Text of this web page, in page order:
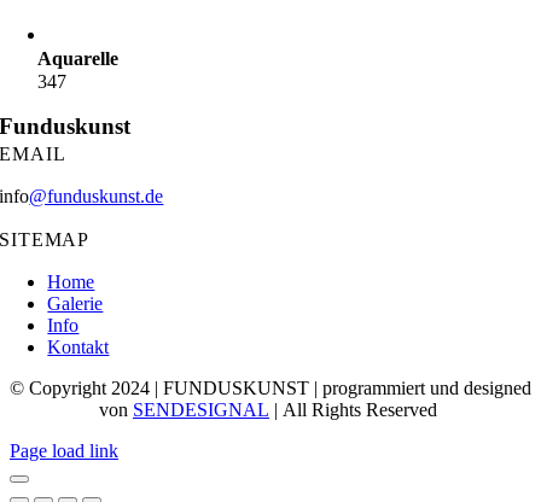
Aquarelle
347
Funduskunst
EMAIL
info@funduskunst.de
SITEMAP
Home
Galerie
Info
Kontakt
© Copyright 2024 | FUNDUSKUNST | programmiert und designed
von SENDESIGNAL | All Rights Reserved
Page load link